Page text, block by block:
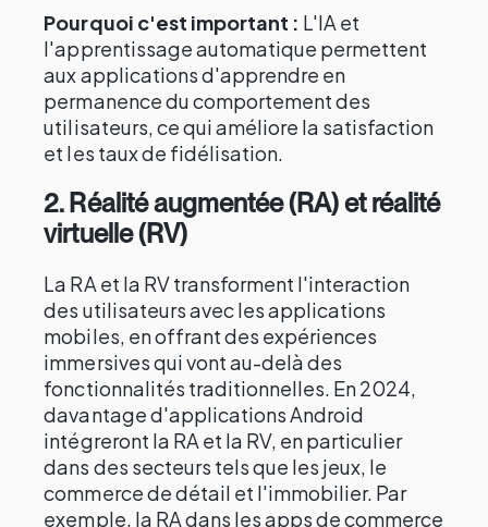
Pourquoi c'est important : L'IA et
l'apprentissage automatique permettent
aux applications d'apprendre en
permanence du comportement des
utilisateurs, ce qui améliore la satisfaction
et les taux de fidélisation.
2. Réalité augmentée (RA) et réalité
virtuelle (RV)
La RA et la RV transforment l'interaction
des utilisateurs avec les applications
mobiles, en offrant des expériences
immersives qui vont au-delà des
fonctionnalités traditionnelles. En 2024,
davantage d'applications Android
intégreront la RA et la RV, en particulier
dans des secteurs tels que les jeux, le
commerce de détail et l'immobilier. Par
exemple, la RA dans les apps de commerce